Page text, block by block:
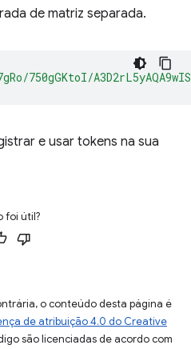
de matriz separada.
750gGKtoI/
e usar tokens na sua
foi útil?
o conteúdo desta página é
de atribuição 4.0 do Creative
são licenciadas de acordo com